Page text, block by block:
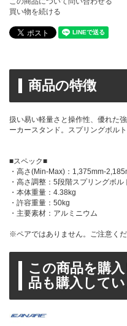
買い物を続ける
商品の特徴
扱い易い軽量さと操作性、優れた
ーカースタンド。スプリングボル
■スペック■
・高さ(Min-Max)：1,375mm-
・高さ調整：5段階スプリングボ
・本体重量：4.38kg
・許容重量：50kg
・主要素材：アルミニウム
※ペアではありません。ご注意くだ
この商品を購
品も購入して